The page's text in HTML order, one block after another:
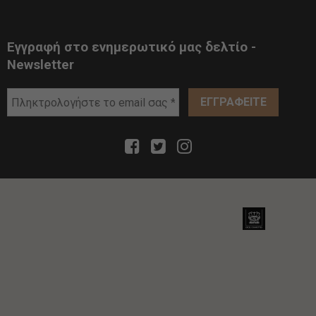
Εγγραφή στο ενημερωτικό μας δελτίο -
Newsletter